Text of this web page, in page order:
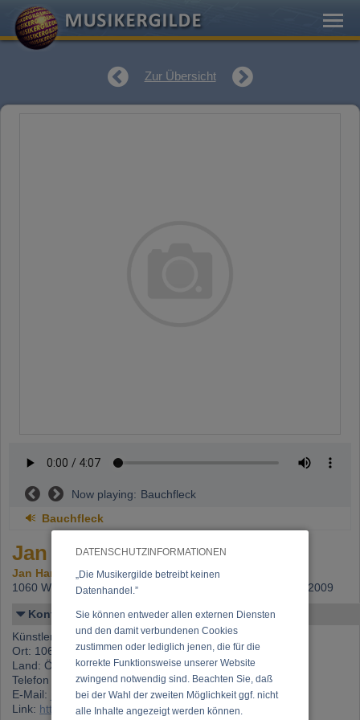
DATENSCHUTZINFORMATIONEN
„Die Musikergilde betreibt keinen
Datenhandel.”
Sie können entweder allen externen Diensten
und den damit verbundenen Cookies
zustimmen oder lediglich jenen, die für die
korrekte Funktionsweise unserer Website
zwingend notwendig sind. Beachten Sie, daß
bei der Wahl der zweiten Möglichkeit ggf. nicht
alle Inhalte angezeigt werden können.
Zur Übersicht
Now playing: Bauchfleck
Bauchfleck
Jan
Jan Hannreich
1060 Wien,
Beitritt: 31.07.2006, letzte Änderung: 07.02.2009
Kontakt
Künstlername: Jan
Ort: 1060 Wien
Land: Österreich
Telefon 1: +43 (0)676 705 58 40
E-Mail:
jan.hannreich1@chello.at
Link: https://www.musikergilde.at/mitglied/2503.htm